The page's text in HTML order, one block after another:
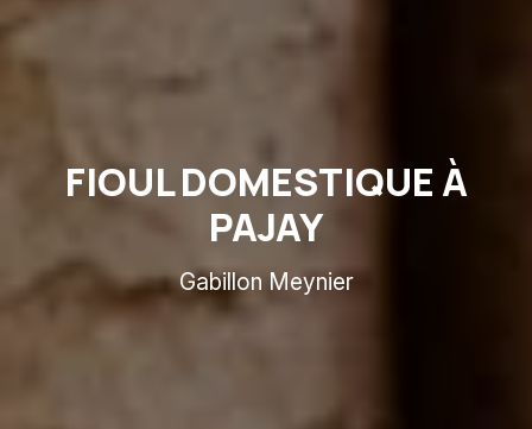
FIOUL DOMESTIQUE À
PAJAY
Gabillon Meynier